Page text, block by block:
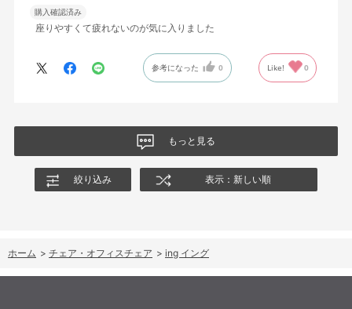
購入確認済み
座りやすくて疲れないのが気に入りました
参考になった 0 Like! 0
もっと見る
絞り込み 表示：新しい順
ホーム > チェア・オフィスチェア > ing イング